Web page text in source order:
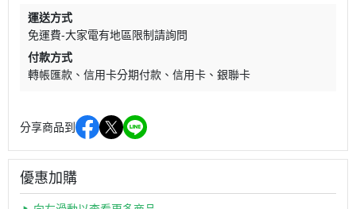
運送方式
免運費-大家電有地區限制請詢問
付款方式
轉帳匯款
信用卡分期付款 信用卡 銀聯卡
分享商品到
優惠加購